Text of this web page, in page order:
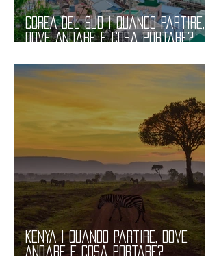
COREA del SUD | Quando Partire,
Dove Andare e Cosa Portare?
KENYA | Quando Partire, Dove
Andare e Cosa Portare?